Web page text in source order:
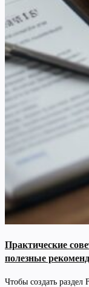
Практические
полезные
Чтобы создать раздел